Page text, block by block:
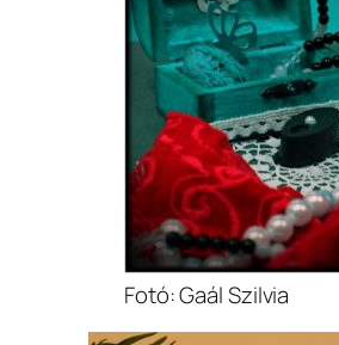
Fotó: Gaál Szilvia